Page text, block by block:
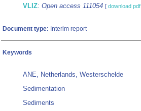
VLIZ: Open access 111054 [ download pdf
Document type: Interim report
Keywords
ANE, Netherlands, Westerschelde
Sedimentation
Sediments